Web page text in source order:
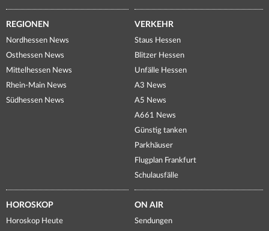
REGIONEN
Nordhessen News
Osthessen News
Mittelhessen News
Rhein-Main News
Südhessen News
VERKEHR
Staus Hessen
Blitzer Hessen
Unfälle Hessen
A3 News
A5 News
A661 News
Günstig tanken
Parkhäuser
Flugplan Frankfurt
Schulausfälle
HOROSKOP
Horoskop Heute
ON AIR
Sendungen